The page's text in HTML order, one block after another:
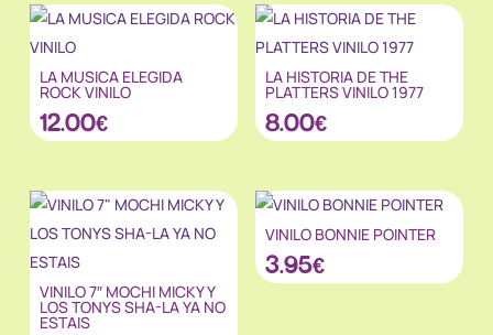
LA MUSICA ELEGIDA
ROCK VINILO
12.00€
LA HISTORIA DE THE
PLATTERS VINILO 1977
8.00€
VINILO 7″ MOCHI MICKY Y
LOS TONYS SHA-LA YA NO
ESTAIS
VINILO BONNIE POINTER
3.95€